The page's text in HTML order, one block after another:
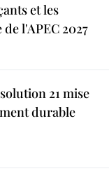
et les
l'APEC 2027
21 mise
durable